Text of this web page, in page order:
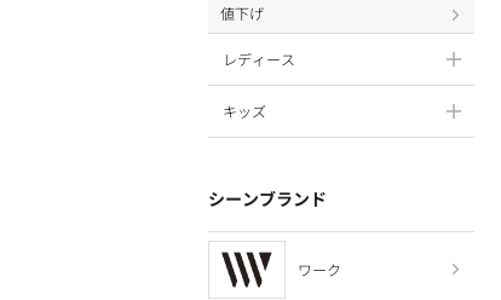
値下げ
レディース
キッズ
シーンブランド
ワーク